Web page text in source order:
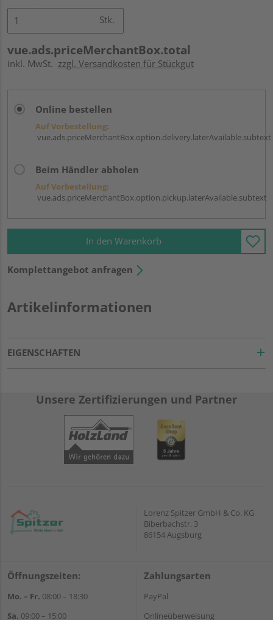
Stk.
vue.ads.priceMerchantBox.total
inkl. MwSt. zzgl. Versandkosten für Stückgut
Online bestellen
Auf Vorbestellung:
vue.ads.priceMerchantBox.option.delivery.laterAvailable.subtext
Beim Händler abholen
Auf Vorbestellung:
vue.ads.priceMerchantBox.option.pickup.laterAvailable.subtext
In den Warenkorb
Komplettangebot anfragen
Artikelinformationen
EIGENSCHAFTEN
Unsere Zertifizierungen und Partner
Lorenz Spitzer GmbH & Co. KG
Biberbachstr. 3
86154 Augsburg
Öffnungszeiten:
Mo. – Fr. 08:00 – 18:30
Sa. 09:00 – 15:00
Zahlungsarten
PayPal
Onlineüberweisung